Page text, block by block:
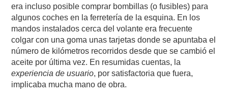
era incluso posible comprar bombillas (o fusibles) para
algunos coches en la ferretería de la esquina. En los
mandos instalados cerca del volante era frecuente
colgar con una goma unas tarjetas donde se apuntaba el
número de kilómetros recorridos desde que se cambió el
aceite por última vez. En resumidas cuentas, la
experiencia de usuario, por satisfactoria que fuera,
implicaba mucha mano de obra.